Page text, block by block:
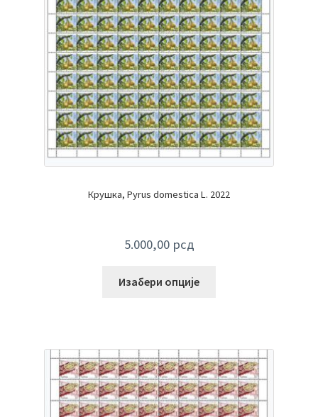
Крушка, Pyrus domestica L. 2022
5.000,00 рсд
Изабери опције